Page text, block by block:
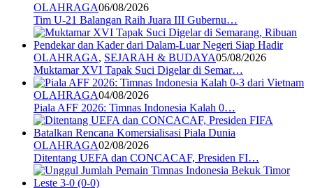
OLAHRAGA06/08/2026
Tim U-21 Balangan Raih Juara III Gubernu…
OLAHRAGA, SEJARAH & BUDAYA05/08/2026
Muktamar XVI Tapak Suci Digelar di Semar…
OLAHRAGA04/08/2026
Piala AFF 2026: Timnas Indonesia Kalah 0…
OLAHRAGA02/08/2026
Ditentang UEFA dan CONCACAF, Presiden FI…